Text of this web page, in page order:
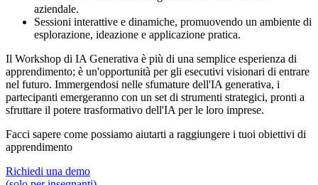
aziendale.
Sessioni interattive e dinamiche, promuovendo un ambiente di
esplorazione, ideazione e applicazione pratica.
Il Workshop di IA Generativa è più di una semplice esperienza di
apprendimento; è un'opportunità per gli esecutivi visionari di entrare
nel futuro. Immergendosi nelle sfumature dell'IA generativa, i
partecipanti emergeranno con un set di strumenti strategici, pronti a
sfruttare il potere trasformativo dell'IA per le loro imprese.
Facci sapere come possiamo aiutarti a raggiungere i tuoi obiettivi di
apprendimento
Richiedi una demo